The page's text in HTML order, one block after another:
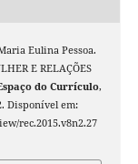
Eulina Pessoa.
E RELAÇÕES
do Currículo,
Disponível em:
rec.2015.v8n2.27